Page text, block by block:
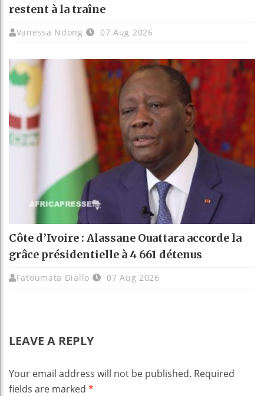
restent à la traîne
Vanessa Ndong 07 Aug 2026
Côte d’Ivoire : Alassane Ouattara accorde la
grâce présidentielle à 4 661 détenus
Fatoumata Diallo 07 Aug 2026
LEAVE A REPLY
Your email address will not be published. Required
fields are marked *